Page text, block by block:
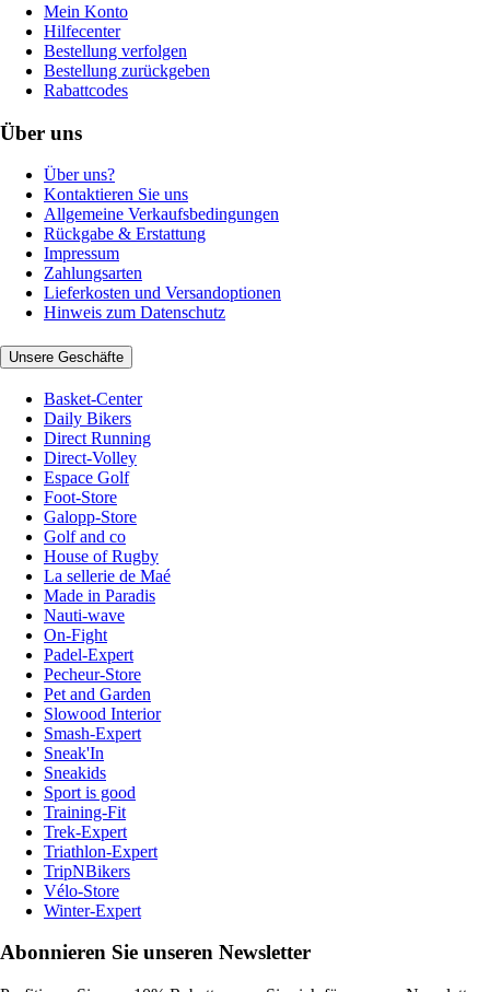
Mein Konto
Hilfecenter
Bestellung verfolgen
Bestellung zurückgeben
Rabattcodes
Über uns
Über uns?
Kontaktieren Sie uns
Allgemeine Verkaufsbedingungen
Rückgabe & Erstattung
Impressum
Zahlungsarten
Lieferkosten und Versandoptionen
Hinweis zum Datenschutz
Unsere Geschäfte
Basket-Center
Daily Bikers
Direct Running
Direct-Volley
Espace Golf
Foot-Store
Galopp-Store
Golf and co
House of Rugby
La sellerie de Maé
Made in Paradis
Nauti-wave
On-Fight
Padel-Expert
Pecheur-Store
Pet and Garden
Slowood Interior
Smash-Expert
Sneak'In
Sneakids
Sport is good
Training-Fit
Trek-Expert
Triathlon-Expert
TripNBikers
Vélo-Store
Winter-Expert
Abonnieren Sie unseren Newsletter